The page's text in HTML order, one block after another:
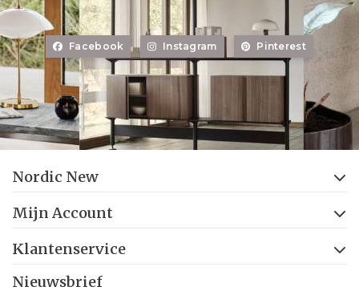
Facebook Instagram Pinterest
Nordic New
Mijn Account
Klantenservice
Nieuwsbrief